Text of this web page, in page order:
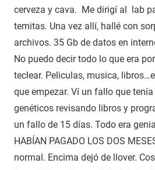
cerveza y cava. Me dirigí al lab
temitas. Una vez allí, hallé con
archivos. 35 Gb de datos en
No puedo decir todo lo que era
teclear. Peliculas, musica,
que empezar. Ví un fallo que
genéticos revisando libros y
un fallo de 15 días. Todo era
HABÍAN PAGADO LOS DOS
normal. Encima dejó de llover.